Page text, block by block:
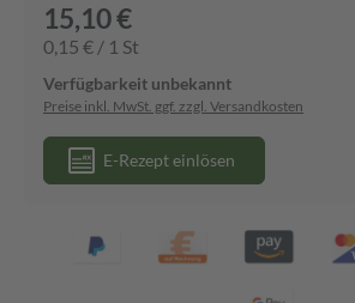
15,10 €
0,15 € / 1 St
Verfügbarkeit unbekannt
Preise inkl. MwSt. ggf. zzgl. Versandkosten
E-Rezept einlösen